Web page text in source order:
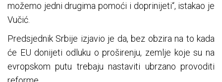
možemo jedni drugima pomoći i doprinijeti“, istakao je
Vučić.
Predsjednik Srbije izjavio je da, bez obzira na to kada
će EU donijeti odluku o proširenju, zemlje koje su na
evropskom putu trebaju nastaviti ubrzano provoditi